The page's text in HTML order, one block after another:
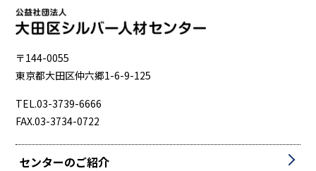
〒144-0055
東京都大田区仲六郷1-6-9-125
TEL.03-3739-6666
FAX.03-3734-0722
センターのご紹介